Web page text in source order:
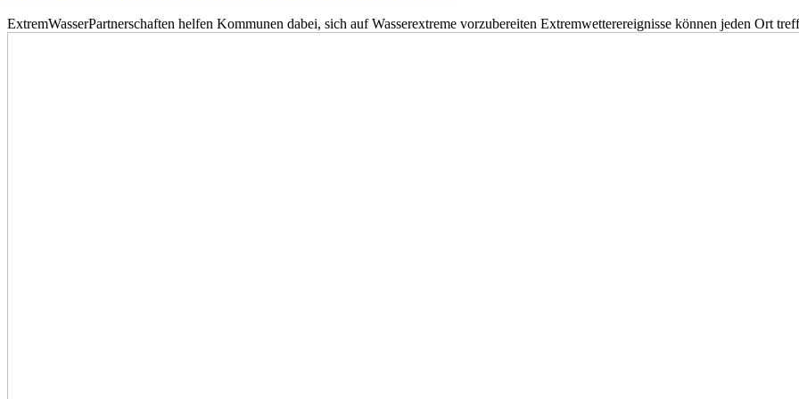
ExtremWasserPartnerschaften helfen Kommunen dabei, sich auf Wasserextreme vorzubereiten Extremwetterereignisse können jeden Ort